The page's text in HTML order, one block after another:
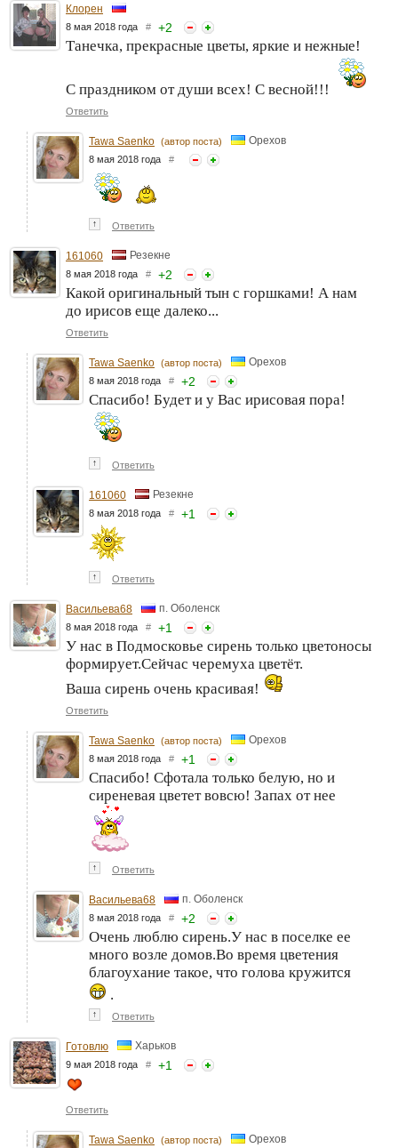
Клорен
8 мая 2018 года # +2
Танечка, прекрасные цветы, яркие и нежные!
С праздником от души всех! С весной!!!
Ответить
Tawa Saenko (автор поста) Орехов
8 мая 2018 года #
↑ Ответить
161060 Резекне
8 мая 2018 года # +2
Какой оригинальный тын с горшками! А нам
до ирисов еще далеко...
Ответить
Tawa Saenko (автор поста) Орехов
8 мая 2018 года # +2
Спасибо! Будет и у Вас ирисовая пора!
↑ Ответить
161060 Резекне
8 мая 2018 года # +1
↑ Ответить
Васильева68 п. Оболенск
8 мая 2018 года # +1
У нас в Подмосковье сирень только цветоносы
формирует.Сейчас черемуха цветёт.
Ваша сирень очень красивая!
Ответить
Tawa Saenko (автор поста) Орехов
8 мая 2018 года # +1
Спасибо! Сфотала только белую, но и
сиреневая цветет вовсю! Запах от нее
↑ Ответить
Васильева68 п. Оболенск
8 мая 2018 года # +2
Очень люблю сирень.У нас в поселке ее
много возле домов.Во время цветения
благоухание такое, что голова кружится
.
↑ Ответить
Готовлю Харьков
9 мая 2018 года # +1
Ответить
Tawa Saenko (автор поста) Орехов